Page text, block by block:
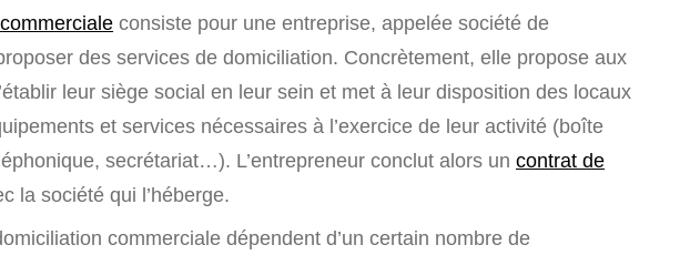
consiste pour une entreprise, appelée société de
des services de domiciliation. Concrètement, elle propose aux
leur siège social en leur sein et met à leur disposition des locaux
et services nécessaires à l’exercice de leur activité (boîte
secrétariat…). L’entrepreneur conclut alors un contrat de
la société qui l’héberge.
commerciale dépendent d’un certain nombre de